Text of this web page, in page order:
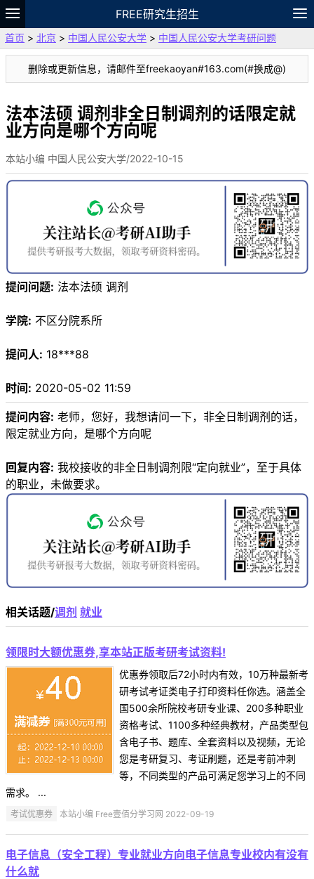
FREE研究生招生
题库
故事 专题 APP 笔记
论坛
VIP
资料
首页 > 北京 > 中国人民公安大学 > 中国人民公安大学考研问题
删除或更新信息，请邮件至freekaoyan#163.com(#换成@)
法本法硕 调剂非全日制调剂的话限定就
业方向是哪个方向呢
本站小编 中国人民公安大学/2022-10-15
提问问题: 法本法硕 调剂
学院: 不区分院系所
提问人: 18***88
时间: 2020-05-02 11:59
提问内容: 老师，您好，我想请问一下，非全日制调剂的话，
限定就业方向，是哪个方向呢
回复内容: 我校接收的非全日制调剂限“定向就业”，至于具体
的职业，未做要求。
相关话题/调剂 就业
领限时大额优惠券,享本站正版考研考试资料!
优惠券领取后72小时内有效，10万种最新考
研考试考证类电子打印资料任你选。涵盖全
国500余所院校考研专业课、200多种职业
资格考试、1100多种经典教材，产品类型包
含电子书、题库、全套资料以及视频，无论
您是考研复习、考证刷题，还是考前冲刺
等，不同类型的产品可满足您学习上的不同
需求。 ...
考试优惠券 本站小编 Free壹佰分学习网 2022-09-19
电子信息（安全工程）专业就业方向电子信息专业校内有没有
什么就